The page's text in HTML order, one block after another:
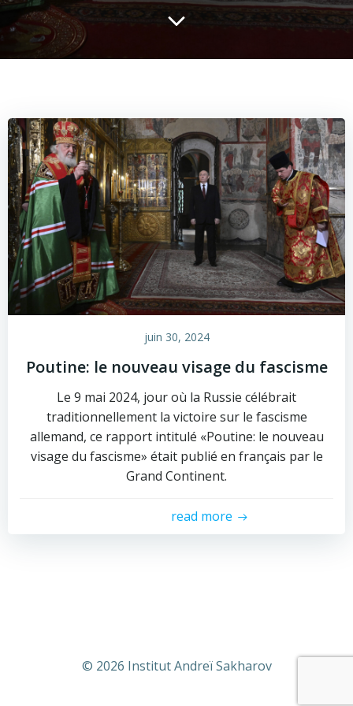
juin 30, 2024
Poutine: le nouveau visage du fascisme
Le 9 mai 2024, jour où la Russie célébrait
traditionnellement la victoire sur le fascisme
allemand, ce rapport intitulé «Poutine: le nouveau
visage du fascisme» était publié en français par le
Grand Continent.
read more
© 2026 Institut Andreï Sakharov